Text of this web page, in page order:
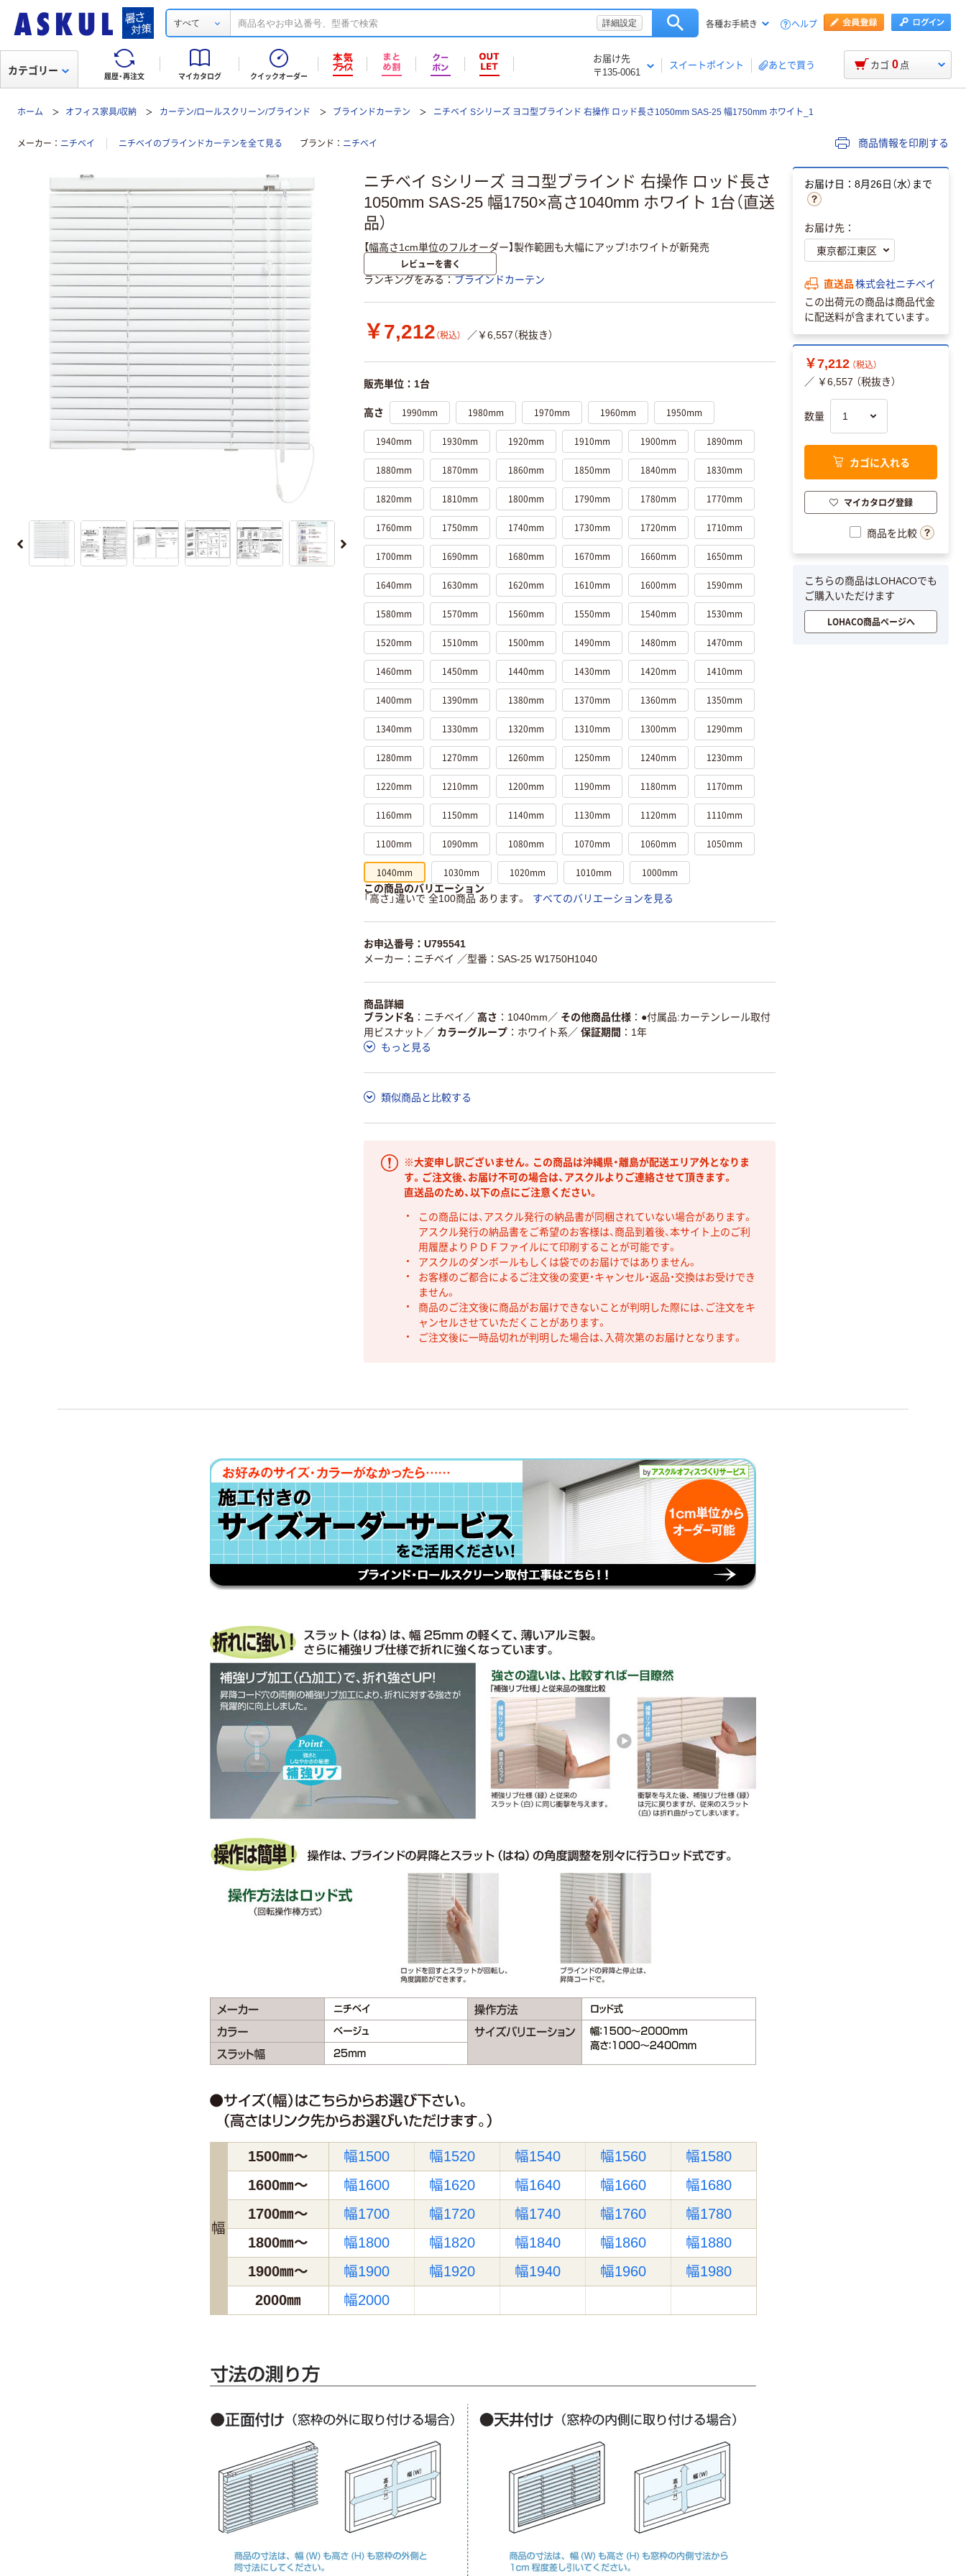
すべて 詳細設定 各種お手続き ヘルプ
履歴・再注文 マイカタログ クイックオーダー
お届け先
〒135-0061
スイートポイント あとで買う
カテゴリー カゴ 0 点
ホーム オフィス家具/収納 カーテン/ロールスクリーン/ブラインド ブラインドカーテン ニチベイ Sシリーズ ヨコ型ブラインド 右操作 ロッド長さ1050mm SAS-25 幅1750mm ホワイト_1
メーカー ニチベイ ニチベイのブラインドカーテンを全て見る ブランド ニチベイ 商品情報を印刷する
ニチベイ Sシリーズ ヨコ型ブラインド 右操作 ロッド長さ
1050mm SAS-25 幅1750×高さ1040mm ホワイト 1台（直送
品）
【幅高さ1cm単位のフルオーダー】製作範囲も大幅にアップ！ホワイトが新発売
レビューを書く
ランキングをみる ブラインドカーテン
￥7,212 （税込） ／￥6,557（税抜き）
販売単位：1台
高さ 1990mm 1980mm 1970mm 1960mm 1950mm
1940mm 1930mm 1920mm 1910mm 1900mm 1890mm
1880mm 1870mm 1860mm 1850mm 1840mm 1830mm
1820mm 1810mm 1800mm 1790mm 1780mm 1770mm
1760mm 1750mm 1740mm 1730mm 1720mm 1710mm
1700mm 1690mm 1680mm 1670mm 1660mm 1650mm
1640mm 1630mm 1620mm 1610mm 1600mm 1590mm
1580mm 1570mm 1560mm 1550mm 1540mm 1530mm
1520mm 1510mm 1500mm 1490mm 1480mm 1470mm
1460mm 1450mm 1440mm 1430mm 1420mm 1410mm
1400mm 1390mm 1380mm 1370mm 1360mm 1350mm
1340mm 1330mm 1320mm 1310mm 1300mm 1290mm
1280mm 1270mm 1260mm 1250mm 1240mm 1230mm
1220mm 1210mm 1200mm 1190mm 1180mm 1170mm
1160mm 1150mm 1140mm 1130mm 1120mm 1110mm
1100mm 1090mm 1080mm 1070mm 1060mm 1050mm
1040mm 1030mm 1020mm 1010mm 1000mm
この商品のバリエーション
「高さ」違いで 全100商品 あります。
すべてのバリエーションを見る
お申込番号：U795541
メーカー：ニチベイ ／型番：SAS-25 W1750H1040
商品詳細
ブランド名
ニチベイ ／ 高さ 1040mm ／ その他商品仕様
●付属品:カーテンレール取付
用ビスナット ／ カラーグループ ホワイト系／ 保証期間
1年
もっと見る
類似商品と比較する
※大変申し訳ございません。この商品は沖縄県・離島が配送エリア外となりま
す。ご注文後、お届け不可の場合は、アスクルよりご連絡させて頂きます。
直送品のため、以下の点にご注意ください。
この商品には、アスクル発行の納品書が同梱されていない場合があります。
アスクル発行の納品書をご希望のお客様は、商品到着後、本サイト上のご利
用履歴よりＰＤＦファイルにて印刷することが可能です。
アスクルのダンボールもしくは袋でのお届けではありません。
お客様のご都合によるご注文後の変更・キャンセル・返品・交換はお受けでき
ません。
商品のご注文後に商品がお届けできないことが判明した際には、ご注文をキ
ャンセルさせていただくことがあります。
ご注文後に一時品切れが判明した場合は、入荷次第のお届けとなります。
お届け日：8月26日（水）まで
お届け先：
直送品株式会社ニチベイ
この出荷元の商品は商品代金
に配送料が含まれています。
￥7,212 （税込）
／ ￥6,557 （税抜き）
数量
カゴに入れる
マイカタログ登録
商品を比較
こちらの商品はLOHACOでも
ご購入いただけます
LOHACO商品ページへ
幅
1500㎜～ 幅1500 幅1520 幅1540 幅1560
幅1580
1600㎜～
幅1600 幅1620 幅1640 幅1660
幅1680
1700㎜～
幅1700 幅1720 幅1740 幅1760
幅1780
1800㎜～
幅1800 幅1820 幅1840 幅1860
幅1880
1900㎜～
幅1900 幅1920 幅1940 幅1960
幅1980
2000㎜
幅2000